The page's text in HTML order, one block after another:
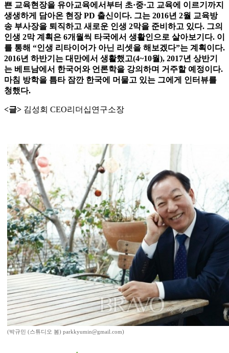
쁜 교육현장을 유아교육에서부터 초·중·고 교육에 이르기까지
생생하게 담아온 현장 PD 출신이다. 그는 2016년 2월 교육방
송 부사장을 퇴직하고 새로운 인생 2막을 준비하고 있다. 그의
인생 2막 계획은 6개월씩 타국에서 생활인으로 살아보기다. 이
를 통해 “인생 리타이어가 아닌 리셋을 해보겠다”는 계획이다.
2016년 하반기는 대만에서 생활했고(4~10월), 2017년 상반기
는 베트남에서 한국어와 언론학을 강의하며 거주할 예정이다.
마침 방학을 틈타 잠깐 한국에 머물고 있는 그에게 인터뷰를
청했다.
<글> 김성회 CEO리더십연구소장
(박규민 (스튜디오 봄) parkkyumin@gmail.com)